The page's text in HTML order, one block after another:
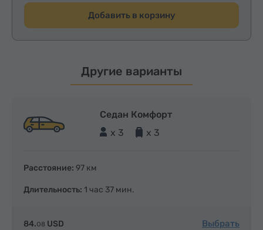
Добавить в корзину
Другие варианты
Седан Комфорт
x 3
x 3
Расстояние: 97 км
Длительность: 1 час 37 мин.
84.08 USD Выбрать